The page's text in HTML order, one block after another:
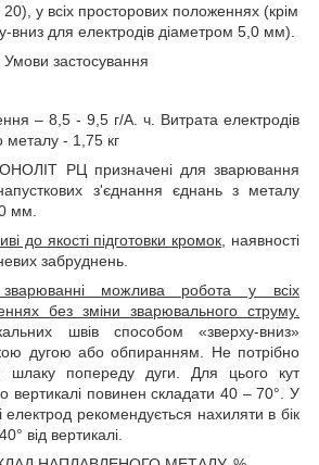
у всіх просторових положеннях (крім
вниз для електродів діаметром 5,0 мм).
Умови застосування
– 8,5 - 9,5 г/А. ч. Витрата електродів
металу - 1,75 кг
РЦ призначені для зварювання
з'єднання єднань з металу
мм.
до якості підготовки кромок , наявності
забруднень.
можлива робота у всіх
без зміни зварювального струму.
швів способом «зверху-вниз»
дугою або обпиранням. Не потрібно
шлаку попереду дуги. Для цього кут
вертикалі повинен складати 40 – 70°. У
рекомендується нахиляти в бік
від вертикалі.